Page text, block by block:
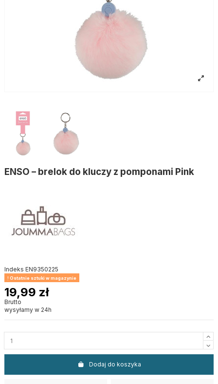
ENSO – brelok do kluczy z pomponami Pink
Indeks EN9350225
Ostatnie sztuki w magazynie
19,99 zł
Brutto
wysyłamy w 24h
Dodaj do koszyka